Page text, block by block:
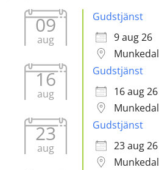
09
aug
Gudstjänst
9 aug 26
Munkedal
16
aug
Gudstjänst
16 aug 26
Munkedal
23
aug
Gudstjänst
23 aug 26
Munkedal